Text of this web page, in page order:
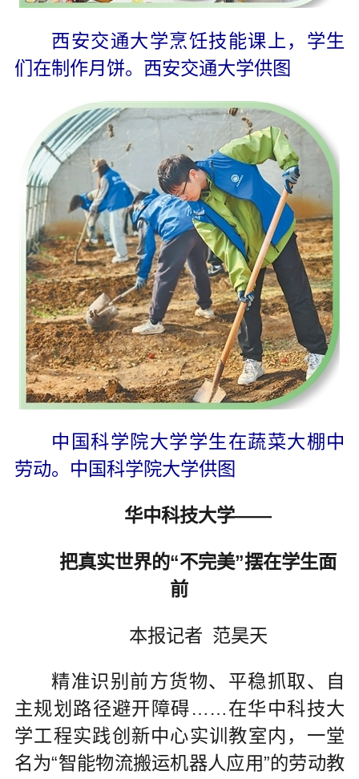
西安交通大学烹饪技能课上，学生
们在制作月饼。西安交通大学供图
中国科学院大学学生在蔬菜大棚中
劳动。中国科学院大学供图
华中科技大学——
把真实世界的“不完美”摆在学生面
前
本报记者 范昊天
精准识别前方货物、平稳抓取、自
主规划路径避开障碍……在华中科技大
学工程实践创新中心实训教室内，一堂
名为“智能物流搬运机器人应用”的劳动教